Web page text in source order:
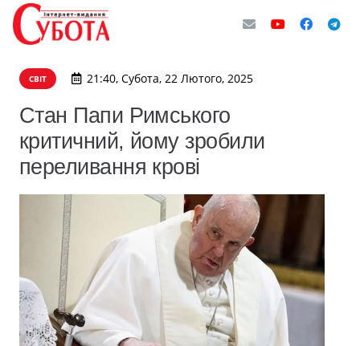
СВІТ 21:40, Субота, 22 Лютого, 2025
Стан Папи Римського
критичний, йому зробили
переливання крові